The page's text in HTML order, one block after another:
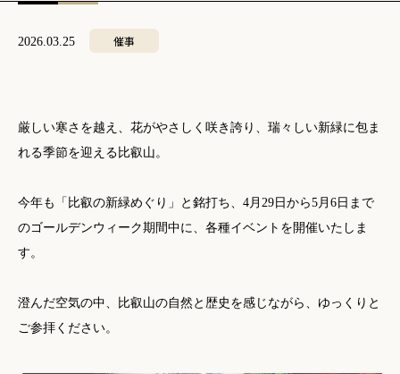
2026.03.25 催事
厳しい寒さを越え、花がやさしく咲き誇り、瑞々しい新緑に包ま
れる季節を迎える比叡山。
今年も「比叡の新緑めぐり」と銘打ち、4月29日から5月6日まで
のゴールデンウィーク期間中に、各種イベントを開催いたしま
す。
澄んだ空気の中、比叡山の自然と歴史を感じながら、ゆっくりと
ご参拝ください。